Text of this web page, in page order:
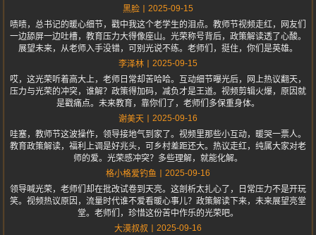
黑脸
2025-09-15
啧啧，总书记的暖心细节，戳中我这个老学生的泪点。教师节视频走红，网友们
一边舔屏一边吐槽，教育压力大得像座山。光荣称号背后，政策解读透了心酸。
展望未来，从老师入手没错，可别光说不练。老师们，挺住，你们是英雄。
李泽林
2025-09-15
哎，这光荣听着高大上，老师日常却苦哈哈。互动细节曝光后，网上热议翻天，
压力与光荣的冲突，谁解？政策得加码，减负才是王道。视频剪辑火爆，原因就
是戳痛点。未来教育，靠你们了，老师们多保重身体。
谢美天
2025-09-16
哇塞，教师节这波操作，领导接地气到家了。视频里那些小互动，暖哭一票人。
教育政策解读，福利上调是好兆头，可乡村差距还大。热议走红，纯属大家对老
师的爱。光荣感冲突？多些理解，就能化解。
格小格爱钓鱼
2025-09-16
领导喊光荣，老师们却在批改试卷到天亮。这剖析太扎心了，日常压力不是开玩
笑。视频热议原因，流量时代谁不爱看暖心事儿？政策解读下来，未来展望亮堂
堂。老师们，珍惜这份苦中作乐的光荣吧。
大漠叔叔
2025-09-16